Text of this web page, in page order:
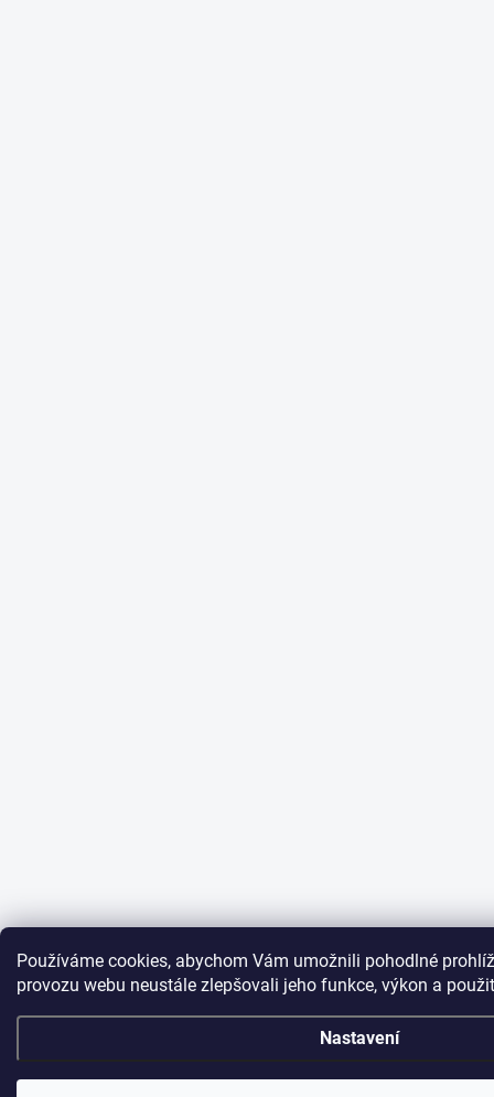
Používáme cookies, abychom Vám umožnili pohodlné
provozu webu neustále zlepšovali jeho funkce, výkon a
Nastavení